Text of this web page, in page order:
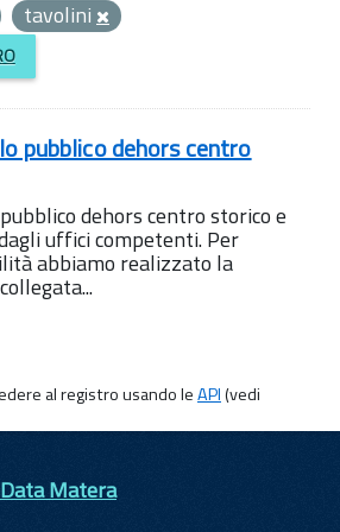
tavolini
pubblico dehors centro
dehors centro storico e
uffici competenti. Per
abbiamo realizzato la
al registro usando leAPI(vedi
Matera